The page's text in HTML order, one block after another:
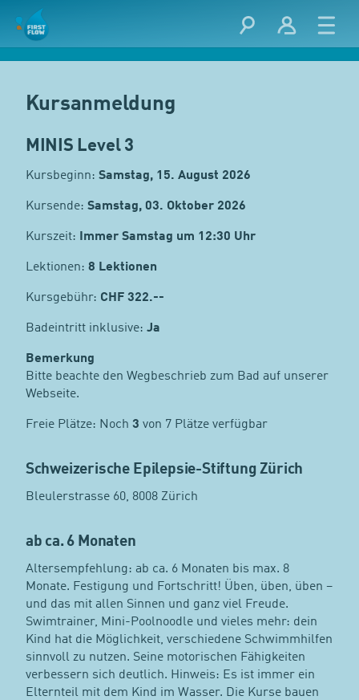
Kursanmeldung
MINIS Level 3
Kursbeginn: Samstag, 15. August 2026
Kursende: Samstag, 03. Oktober 2026
Kurszeit: Immer Samstag um 12:30 Uhr
Lektionen: 8 Lektionen
Kursgebühr: CHF 322.--
Badeintritt inklusive: Ja
Bemerkung
Bitte beachte den Wegbeschrieb zum Bad auf unserer
Webseite.
Freie Plätze: Noch 3 von 7 Plätze verfügbar
Schweizerische Epilepsie-Stiftung Zürich
Bleulerstrasse 60, 8008 Zürich
ab ca. 6 Monaten
Altersempfehlung: ab ca. 6 Monaten bis max. 8
Monate. Festigung und Fortschritt! Üben, üben, üben –
und das mit allen Sinnen und ganz viel Freude.
Swimtrainer, Mini-Poolnoodle und vieles mehr: dein
Kind hat die Möglichkeit, verschiedene Schwimmhilfen
sinnvoll zu nutzen. Seine motorischen Fähigkeiten
verbessern sich deutlich. Hinweis: Es ist immer ein
Elternteil mit dem Kind im Wasser. Die Kurse bauen